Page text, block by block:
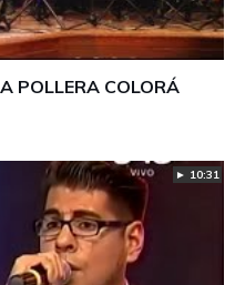
POLLERA COLORÁ
► 10:31